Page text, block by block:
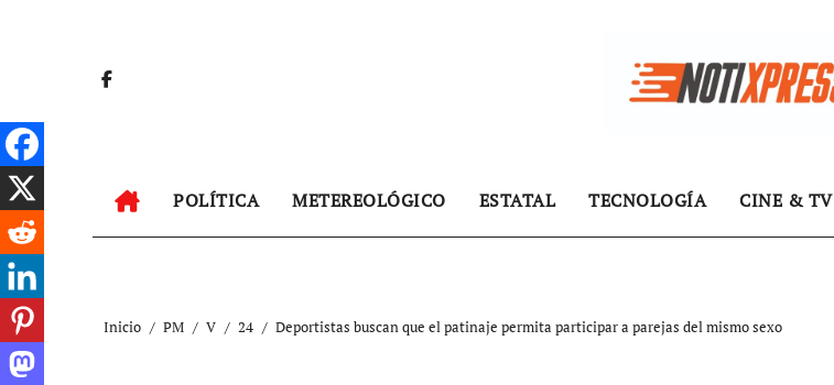
POLÍTICA METEREOLÓGICO ESTATAL TECNOLOGÍA CINE & TV
Inicio PM V 24 Deportistas buscan que el patinaje permita participar a parejas del mismo sexo